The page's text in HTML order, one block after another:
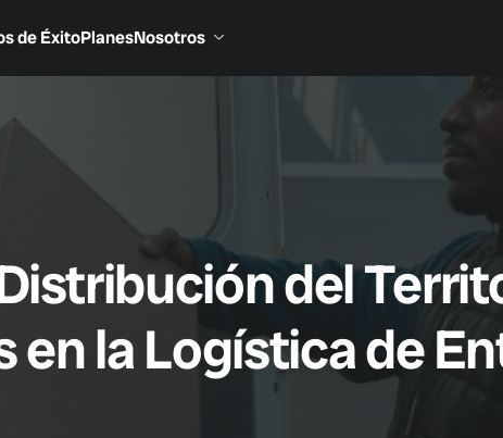
de ÉxitoPlanesNosotros
del
en la Logística de